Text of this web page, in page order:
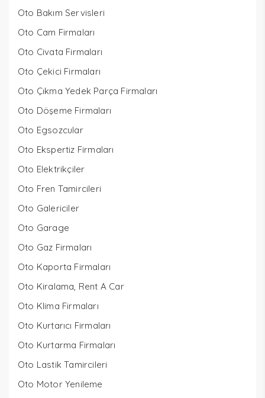
Oto Bakım Servisleri
Oto Cam Firmaları
Oto Civata Firmaları
Oto Çekici Firmaları
Oto Çıkma Yedek Parça Firmaları
Oto Döşeme Firmaları
Oto Egsozcular
Oto Ekspertiz Firmaları
Oto Elektrikçiler
Oto Fren Tamircileri
Oto Galericiler
Oto Garage
Oto Gaz Firmaları
Oto Kaporta Firmaları
Oto Kiralama, Rent A Car
Oto Klima Firmaları
Oto Kurtarıcı Firmaları
Oto Kurtarma Firmaları
Oto Lastik Tamircileri
Oto Motor Yenileme